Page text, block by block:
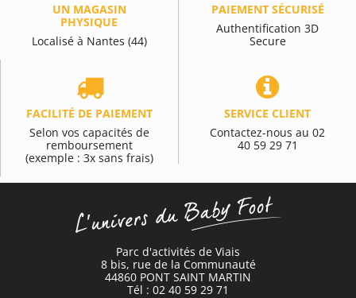
UN MAGASIN
PHYSIQUE
Localisé à Nantes (44)
PAIEMENT SÉCURISÉ
Authentification 3D
Secure
FACILITÉ DE PAIEMENT
Selon vos capacités de
remboursement
(exemple : 3x sans frais)
SERVICE CLIENT
Contactez-nous au 02
40 59 29 71
Parc d'activités de Viais
8 bis, rue de la Communauté
44860 PONT SAINT MARTIN
Tél : 02 40 59 29 71